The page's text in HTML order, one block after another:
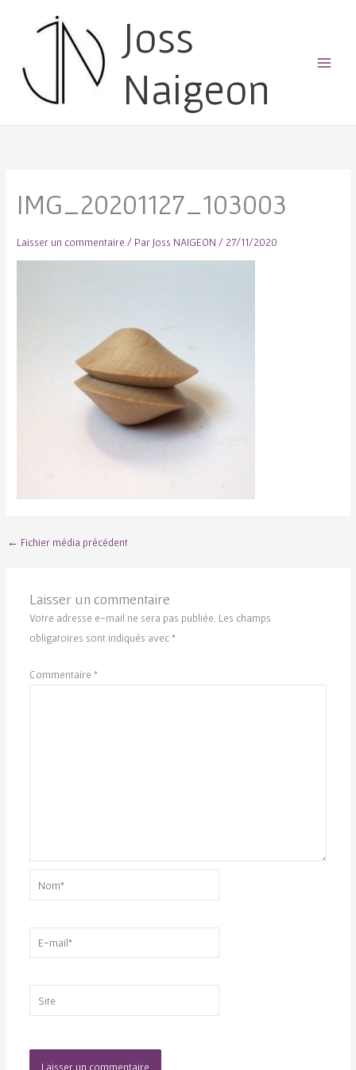
Joss
Naigeon
IMG_20201127_103003
Laisser un commentaire / Par Joss NAIGEON / 27/11/2020
← Fichier média précédent
Laisser un commentaire
Votre adresse e-mail ne sera pas publiée. Les champs
obligatoires sont indiqués avec*
Commentaire *
mail*